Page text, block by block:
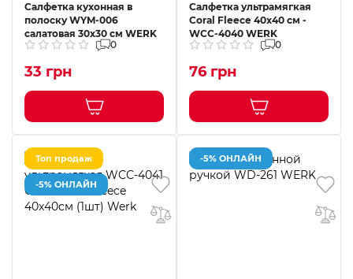
Салфетка кухонная в
полоску WYM-006
салатовая 30х30 см WERK
0
33 грн
Салфетка ультрамягкая
Coral Fleece 40x40 см -
WCC-4040 WERK
0
76 грн
Топ продаж
-5% ОНЛАЙН
-5% ОНЛАЙН